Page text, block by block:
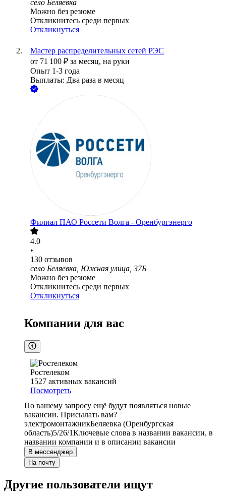
село Беляевка
Можно без резюме
Откликнитесь среди первых
Откликнуться
Мастер распределительных сетей РЭС
от 71 100 ₽ за месяц, на руки
Опыт 1-3 года
Выплаты: Два раза в месяц
Филиал ПАО Россети Волга - Оренбургэнерго
4.0
•
130 отзывов
село Беляевка, Южная улица, 37Б
Можно без резюме
Откликнитесь среди первых
Откликнуться
Компании для вас
Ростелеком
1527 активных вакансий
Посмотреть
По вашему запросу ещё будут появляться новые
вакансии. Присылать вам?
электромонтажникБеляевка (Оренбургская
область)5/26/1Ключевые слова в названии вакансии, в
названии компании и в описании вакансии
В мессенджер
На почту
Другие пользователи ищут